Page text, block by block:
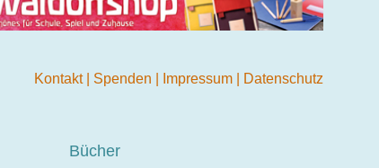
Kontakt Spenden Impressum Datenschutz
Bücher